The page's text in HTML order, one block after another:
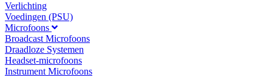
Verlichting
Voedingen (PSU)
Microfoons
Broadcast Microfoons
Draadloze Systemen
Headset-microfoons
Instrument Microfoons